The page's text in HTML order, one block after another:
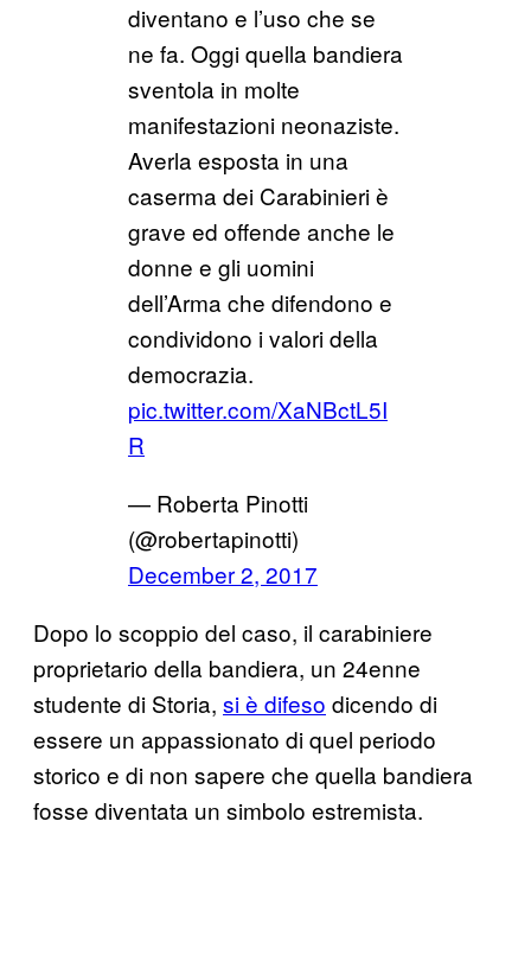
diventano e l’uso che se
ne fa. Oggi quella bandiera
sventola in molte
manifestazioni neonaziste.
Averla esposta in una
caserma dei Carabinieri è
grave ed offende anche le
donne e gli uomini
dell’Arma che difendono e
condividono i valori della
democrazia.
pic.twitter.com/XaNBctL5I
R
— Roberta Pinotti
(@robertapinotti)
December 2, 2017
Dopo lo scoppio del caso, il carabiniere
proprietario della bandiera, un 24enne
studente di Storia, si è difeso dicendo di
essere un appassionato di quel periodo
storico e di non sapere che quella bandiera
fosse diventata un simbolo estremista.